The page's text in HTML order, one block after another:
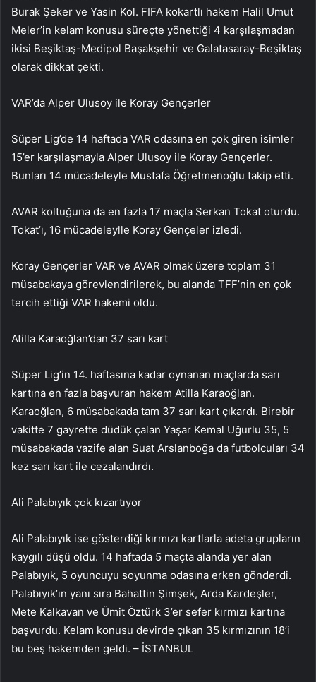
Burak Şeker ve Yasin Kol. FIFA kokartlı hakem Halil Umut
Meler’in kelam konusu süreçte yönettiği 4 karşılaşmadan
ikisi Beşiktaş-Medipol Başakşehir ve Galatasaray-Beşiktaş
olarak dikkat çekti.
VAR’da Alper Ulusoy ile Koray Gençerler
Süper Lig’de 14 haftada VAR odasına en çok giren isimler
15’er karşılaşmayla Alper Ulusoy ile Koray Gençerler.
Bunları 14 mücadeleyle Mustafa Öğretmenoğlu takip etti.
AVAR koltuğuna da en fazla 17 maçla Serkan Tokat oturdu.
Tokat’ı, 16 mücadeleylle Koray Gençeler izledi.
Koray Gençerler VAR ve AVAR olmak üzere toplam 31
müsabakaya görevlendirilerek, bu alanda TFF’nin en çok
tercih ettiği VAR hakemi oldu.
Atilla Karaoğlan’dan 37 sarı kart
Süper Lig’in 14. haftasına kadar oynanan maçlarda sarı
kartına en fazla başvuran hakem Atilla Karaoğlan.
Karaoğlan, 6 müsabakada tam 37 sarı kart çıkardı. Birebir
vakitte 7 gayrette düdük çalan Yaşar Kemal Uğurlu 35, 5
müsabakada vazife alan Suat Arslanboğa da futbolcuları 34
kez sarı kart ile cezalandırdı.
Ali Palabıyık çok kızartıyor
Ali Palabıyık ise gösterdiği kırmızı kartlarla adeta grupların
kaygılı düşü oldu. 14 haftada 5 maçta alanda yer alan
Palabıyık, 5 oyuncuyu soyunma odasına erken gönderdi.
Palabıyık’ın yanı sıra Bahattin Şimşek, Arda Kardeşler,
Mete Kalkavan ve Ümit Öztürk 3’er sefer kırmızı kartına
başvurdu. Kelam konusu devirde çıkan 35 kırmızının 18’i
bu beş hakemden geldi. – İSTANBUL